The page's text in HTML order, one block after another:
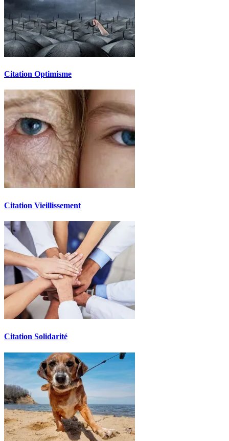
Citation Optimisme
Citation Vieillissement
Citation Solidarité